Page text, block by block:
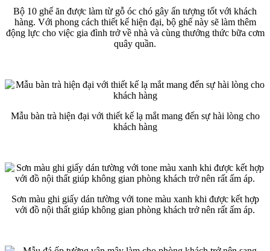
Bộ 10 ghế ăn được làm từ gỗ óc chó gây ấn tượng tốt với khách
hàng. Với phong cách thiết kế hiện đại, bộ ghế này sẽ làm thêm
động lực cho việc gia đình trở về nhà và cùng thưởng thức bữa cơm
quây quần.
Mẫu bàn trà hiện đại với thiết kế lạ mắt mang đến sự hài lòng cho
khách hàng
Sơn màu ghi giấy dán tường với tone màu xanh khi được kết hợp
với đồ nội thất giúp không gian phòng khách trở nên rất ấm áp.